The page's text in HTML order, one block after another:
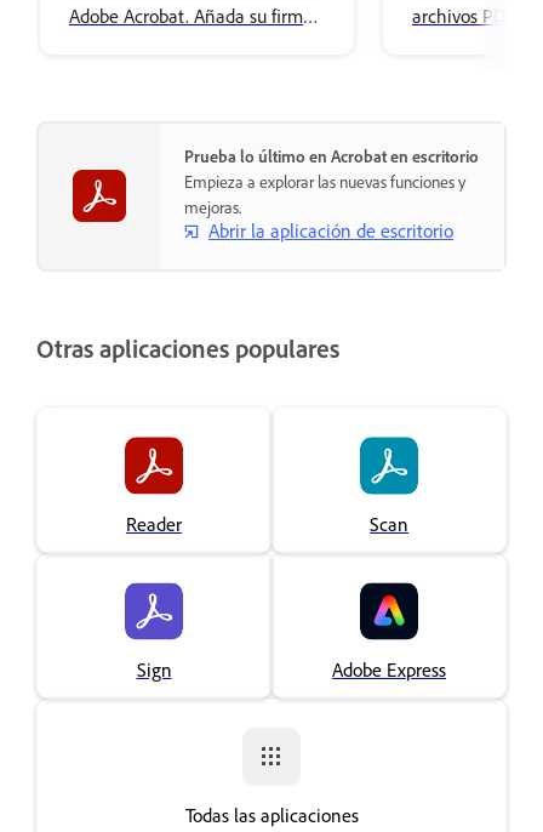
Adobe Acrobat. Añada su firma
archivos PDF
Prueba lo último en Acrobat en escritorio
Empieza a explorar las nuevas funciones y
mejoras.
Abrir la aplicación de escritorio
Otras aplicaciones populares
Reader Scan
Sign Adobe Express
Todas las aplicaciones